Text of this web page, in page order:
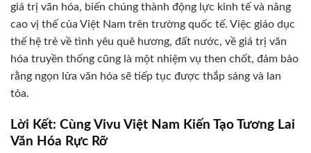
giá trị văn hóa, biến chúng thành động lực kinh tế và nâng
cao vị thế của Việt Nam trên trường quốc tế. Việc giáo dục
thế hệ trẻ về tình yêu quê hương, đất nước, về giá trị văn
hóa truyền thống cũng là một nhiệm vụ then chốt, đảm bảo
rằng ngọn lửa văn hóa sẽ tiếp tục được thắp sáng và lan
tỏa.
Lời Kết: Cùng Vivu Việt Nam Kiến Tạo Tương Lai
Văn Hóa Rực Rỡ